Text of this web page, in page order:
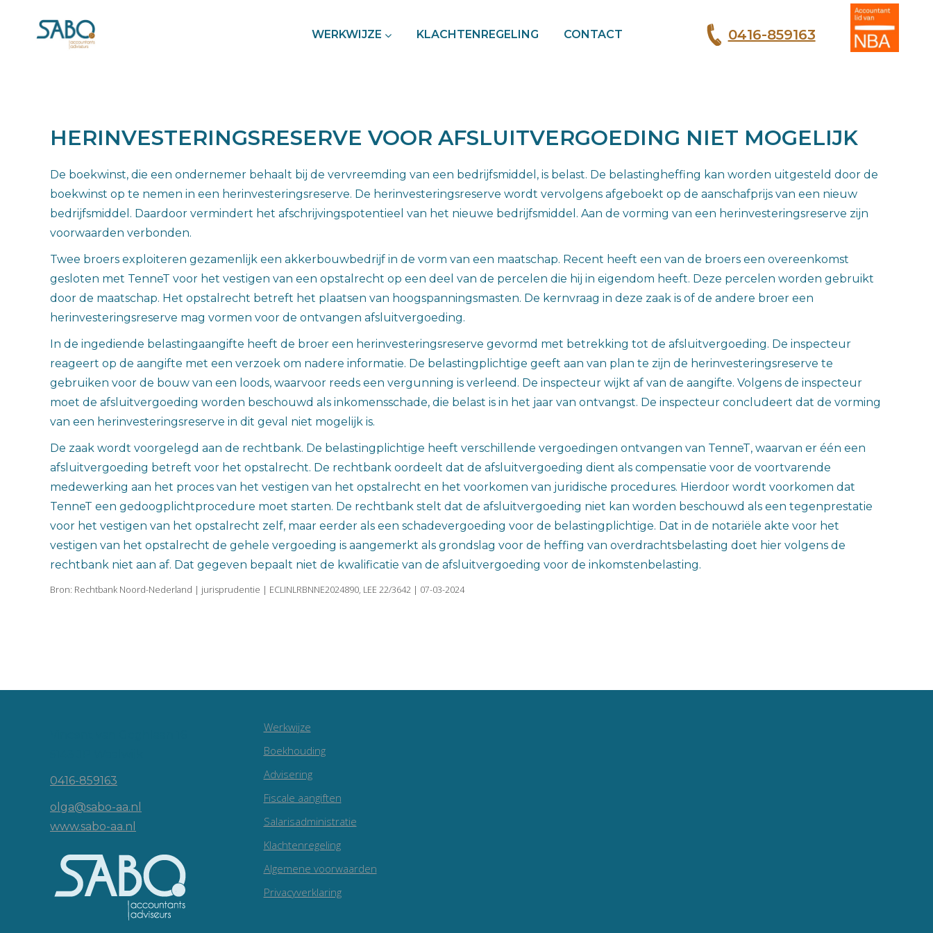
WERKWIJZE KLACHTENREGELING CONTACT 0416-859163
HERINVESTERINGSRESERVE VOOR AFSLUITVERGOEDING NIET MOGELIJK
De boekwinst, die een ondernemer behaalt bij de vervreemding van een bedrijfsmiddel, is belast. De belastingheffing kan worden uitgesteld door de
boekwinst op te nemen in een herinvesteringsreserve. De herinvesteringsreserve wordt vervolgens afgeboekt op de aanschafprijs van een nieuw
bedrijfsmiddel. Daardoor vermindert het afschrijvingspotentieel van het nieuwe bedrijfsmiddel. Aan de vorming van een herinvesteringsreserve zijn
voorwaarden verbonden.
Twee broers exploiteren gezamenlijk een akkerbouwbedrijf in de vorm van een maatschap. Recent heeft een van de broers een overeenkomst
gesloten met TenneT voor het vestigen van een opstalrecht op een deel van de percelen die hij in eigendom heeft. Deze percelen worden gebruikt
door de maatschap. Het opstalrecht betreft het plaatsen van hoogspanningsmasten. De kernvraag in deze zaak is of de andere broer een
herinvesteringsreserve mag vormen voor de ontvangen afsluitvergoeding.
In de ingediende belastingaangifte heeft de broer een herinvesteringsreserve gevormd met betrekking tot de afsluitvergoeding. De inspecteur
reageert op de aangifte met een verzoek om nadere informatie. De belastingplichtige geeft aan van plan te zijn de herinvesteringsreserve te
gebruiken voor de bouw van een loods, waarvoor reeds een vergunning is verleend. De inspecteur wijkt af van de aangifte. Volgens de inspecteur
moet de afsluitvergoeding worden beschouwd als inkomensschade, die belast is in het jaar van ontvangst. De inspecteur concludeert dat de vorming
van een herinvesteringsreserve in dit geval niet mogelijk is.
De zaak wordt voorgelegd aan de rechtbank. De belastingplichtige heeft verschillende vergoedingen ontvangen van TenneT, waarvan er één een
afsluitvergoeding betreft voor het opstalrecht. De rechtbank oordeelt dat de afsluitvergoeding dient als compensatie voor de voortvarende
medewerking aan het proces van het vestigen van het opstalrecht en het voorkomen van juridische procedures. Hierdoor wordt voorkomen dat
TenneT een gedoogplichtprocedure moet starten. De rechtbank stelt dat de afsluitvergoeding niet kan worden beschouwd als een tegenprestatie
voor het vestigen van het opstalrecht zelf, maar eerder als een schadevergoeding voor de belastingplichtige. Dat in de notariële akte voor het
vestigen van het opstalrecht de gehele vergoeding is aangemerkt als grondslag voor de heffing van overdrachtsbelasting doet hier volgens de
rechtbank niet aan af. Dat gegeven bepaalt niet de kwalificatie van de afsluitvergoeding voor de inkomstenbelasting.
Bron: Rechtbank Noord-Nederland | jurisprudentie | ECLINLRBNNE2024890, LEE 22/3642 | 07-03-2024
0416-859163
olga@sabo-aa.nl
www.sabo-aa.nl
Werkwijze
Boekhouding
Advisering
Fiscale aangiften
Salarisadministratie
Klachtenregeling
Algemene voorwaarden
Privacyverklaring